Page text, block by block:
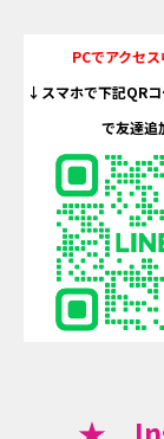
PCでアクセス
↓スマホで下記QR
で友達追